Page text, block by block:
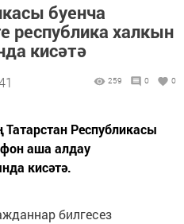
буенча
республика халкын
кисәтә
259 0 0
Республикасы
аша алдау
кисәтә.
билгесез